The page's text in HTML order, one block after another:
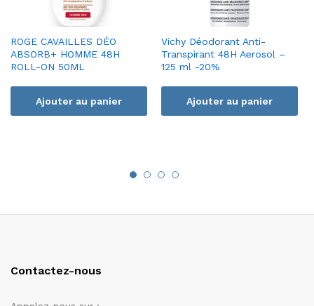
ROGE CAVAILLES DÉO
ABSORB+ HOMME 48H
ROLL-ON 50ML
Ajouter au panier
Vichy Déodorant Anti-
Transpirant 48H Aerosol –
125 ml -20%
Ajouter au panier
Contactez-nous